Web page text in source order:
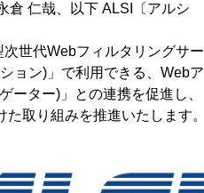
倉 仁哉、以下 ALSI〔アルシ
世代Webフィルタリングサー
ョン)」で利用できる、Webア
ーター)」との連携を促進し、
取り組みを推進いたします。